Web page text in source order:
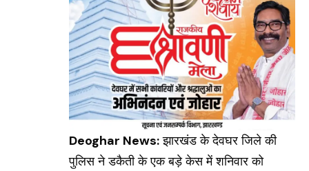
Deoghar News:झारखंड के देवघर जिले की
पुलिस ने डकैती के एक बड़े केस में शनिवार को